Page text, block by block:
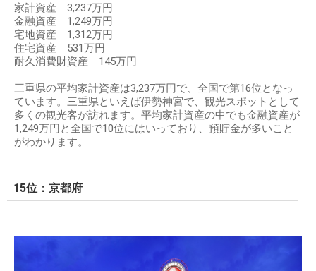
家計資産 3,237万円
金融資産 1,249万円
宅地資産 1,312万円
住宅資産 531万円
耐久消費財資産 145万円
三重県の平均家計資産は3,237万円で、全国で第16位となっ
ています。三重県といえば伊勢神宮で、観光スポットとして
多くの観光客が訪れます。平均家計資産の中でも金融資産が
1,249万円と全国で10位にはいっており、預貯金が多いこと
がわかります。
15位：京都府